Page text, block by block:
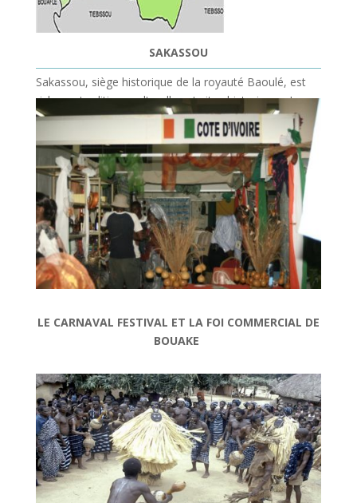
SAKASSOU
Sakassou, siège historique de la royauté Baoulé, est
riche en traditions culturelles et sites historiques. La
ville offre un potentiel unique pour l’éco-tourisme et les
activités patrimoniales.
LE CARNAVAL FESTIVAL ET LA FOI COMMERCIAL DE
BOUAKE